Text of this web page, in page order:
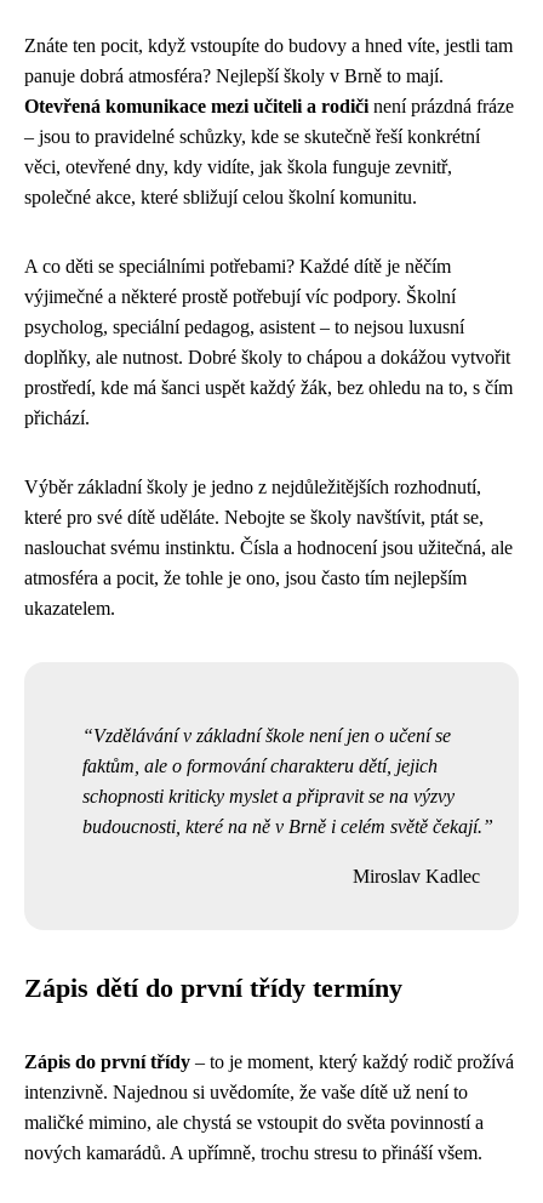
Znáte ten pocit, když vstoupíte do budovy a hned víte, jestli tam
panuje dobrá atmosféra? Nejlepší školy v Brně to mají.
Otevřená komunikace mezi učiteli a rodiči není prázdná fráze
– jsou to pravidelné schůzky, kde se skutečně řeší konkrétní
věci, otevřené dny, kdy vidíte, jak škola funguje zevnitř,
společné akce, které sbližují celou školní komunitu.
A co děti se speciálními potřebami? Každé dítě je něčím
výjimečné a některé prostě potřebují víc podpory. Školní
psycholog, speciální pedagog, asistent – to nejsou luxusní
doplňky, ale nutnost. Dobré školy to chápou a dokážou vytvořit
prostředí, kde má šanci uspět každý žák, bez ohledu na to, s čím
přichází.
Výběr základní školy je jedno z nejdůležitějších rozhodnutí,
které pro své dítě uděláte. Nebojte se školy navštívit, ptát se,
naslouchat svému instinktu. Čísla a hodnocení jsou užitečná, ale
atmosféra a pocit, že tohle je ono, jsou často tím nejlepším
ukazatelem.
Vzdělávání v základní škole není jen o učení se
faktům, ale o formování charakteru dětí, jejich
schopnosti kriticky myslet a připravit se na výzvy
budoucnosti, které na ně v Brně i celém světě čekají.
Miroslav Kadlec
Zápis dětí do první třídy termíny
Zápis do první třídy – to je moment, který každý rodič prožívá
intenzivně. Najednou si uvědomíte, že vaše dítě už není to
maličké mimino, ale chystá se vstoupit do světa povinností a
nových kamarádů. A upřímně, trochu stresu to přináší všem.